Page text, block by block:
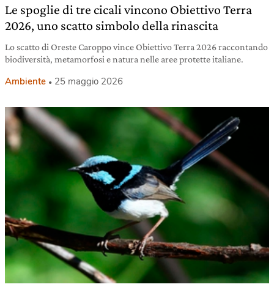
Le spoglie di tre cicali vincono Obiettivo Terra
2026, uno scatto simbolo della rinascita
Lo scatto di Oreste Caroppo vince Obiettivo Terra 2026 raccontando
biodiversità, metamorfosi e natura nelle aree protette italiane.
Ambiente 25 maggio 2026